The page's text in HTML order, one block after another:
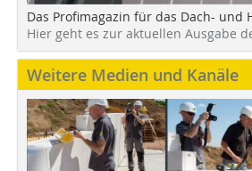
Das Profimagazin für das Dach- und
Hier geht es zur aktuellen Ausgabe
Weitere Medien und Kanäle